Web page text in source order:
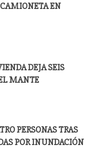
CAMIONETA EN
DEJA SEIS
MANTE
PERSONAS TRAS
POR INUNDACIÓN